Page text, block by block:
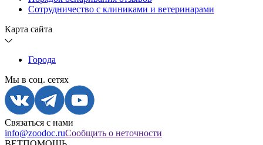
Сотрудничество с клиниками и ветеринарами
Карта сайта
Города
Мы в соц. сетях
Связаться с нами
info@zoodoc.ruСообщить о неточности